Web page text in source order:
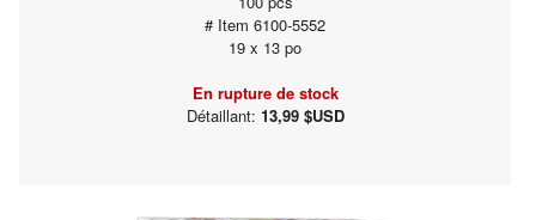
# Item 6100-5552
19 x 13 po
En rupture de stock
Détaillant: 13,99 $USD